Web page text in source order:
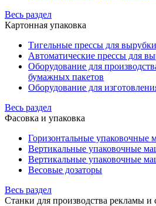
Весь раздел
Картонная упаковка
Тигельные прессы для
Автоматические прессы для
Оборудование для
бумажных пакетов
Оборудование для
Весь раздел
Фасовка и упаковка
Горизонтальные упаковочные
Вертикальные упаковочные
Вертикальные упаковочные
Весовые дозаторы
Весь раздел
Станки для производства рекламы и